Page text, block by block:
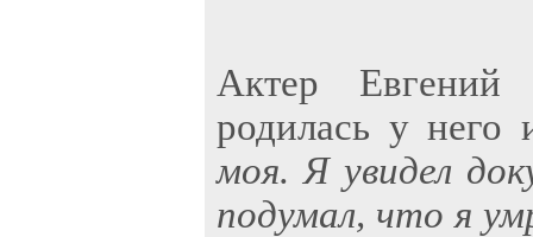
Актер Евгений
родилась у него
моя. Я увидел
подумал, что я